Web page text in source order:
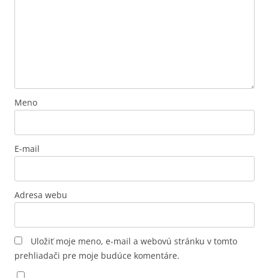
Meno
E-mail
Adresa webu
Uložiť moje meno, e-mail a webovú stránku v tomto
prehliadači pre moje budúce komentáre.